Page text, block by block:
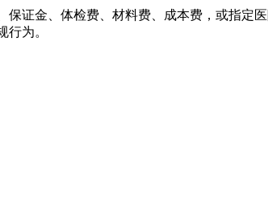
证金、体检费、材料费、成本费，或指定
为。